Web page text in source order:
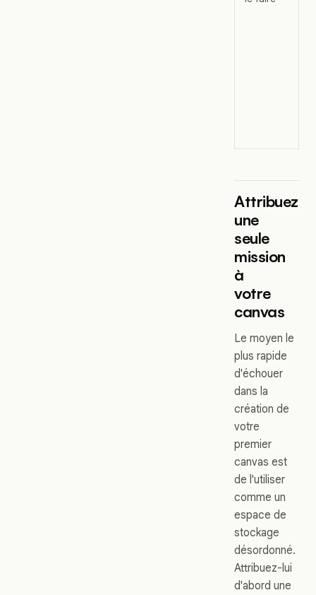
Attribuez
une
seule
mission
à
votre
canvas
Le moyen le
plus rapide
d'échouer
dans la
création de
votre
premier
canvas est
de l'utiliser
comme un
espace de
stockage
désordonné.
Attribuez-lui
d'abord une